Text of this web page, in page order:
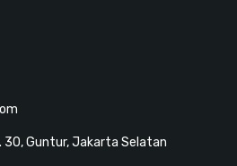
30, Guntur, Jakarta Selatan